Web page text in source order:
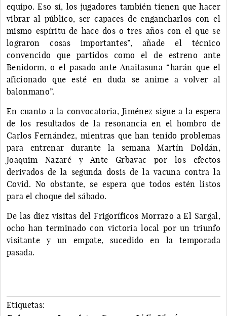
equipo. Eso sí, los jugadores también tienen que hacer
vibrar al público, ser capaces de engancharlos con el
mismo espíritu de hace dos o tres años con el que se
lograron cosas importantes”, añade el técnico
convencido que partidos como el de estreno ante
Benidorm, o el pasado ante Anaitasuna “harán que el
aficionado que esté en duda se anime a volver al
balonmano”.
En cuanto a la convocatoria, Jiménez sigue a la espera
de los resultados de la resonancia en el hombro de
Carlos Fernández, mientras que han tenido problemas
para entrenar durante la semana Martín Doldán,
Joaquim Nazaré y Ante Grbavac por los efectos
derivados de la segunda dosis de la vacuna contra la
Covid. No obstante, se espera que todos estén listos
para el choque del sábado.
De las diez visitas del Frigoríficos Morrazo a El Sargal,
ocho han terminado con victoria local por un triunfo
visitante y un empate, sucedido en la temporada
pasada.
Etiquetas: